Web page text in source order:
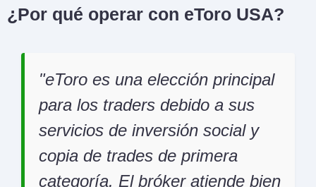
¿Por qué operar con eToro USA?
eToro es una elección principal
para los traders debido a sus
servicios de inversión social y
copia de trades de primera
categoría. El bróker atiende bien